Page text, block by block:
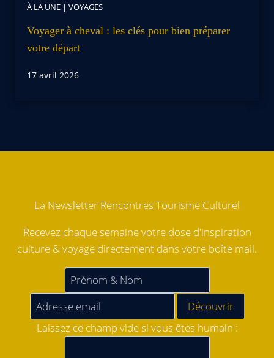
À LA UNE | VOYAGES
Voyager à cheval : les clés pour bien préparer
votre départ
17 avril 2026
La Newsletter Rencontres Tourisme Culturel
Recevez chaque semaine votre dose d'inspiration
culture & voyage directement dans votre boîte mail.
Laissez ce champ vide si vous êtes humain :